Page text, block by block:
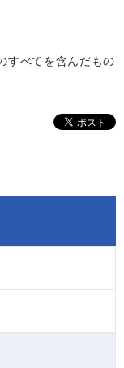
すべてを含んだもの